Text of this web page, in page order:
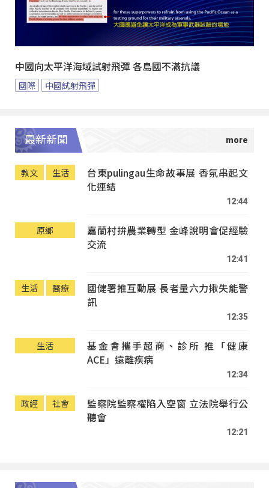
中國向太平洋海域試射飛彈 各島國不滿抗議
國際 中國試射飛彈
最新新聞
教文 生活
台東pulingau生命故事展 香氛串起文
化連結
12:44
原鄉
嘉蘭村拚農業轉型 金峰說明會促經驗
交流
12:41
生活 醫療
國健署推互動展 長者量六力揪失能警
訊
12:35
生活
基金會攜手超商、診所 推「健康
ACE」遠離疾病
12:34
政經 社會
監察院監察權陷入空窗 立法院舉行公
聽會
12:21